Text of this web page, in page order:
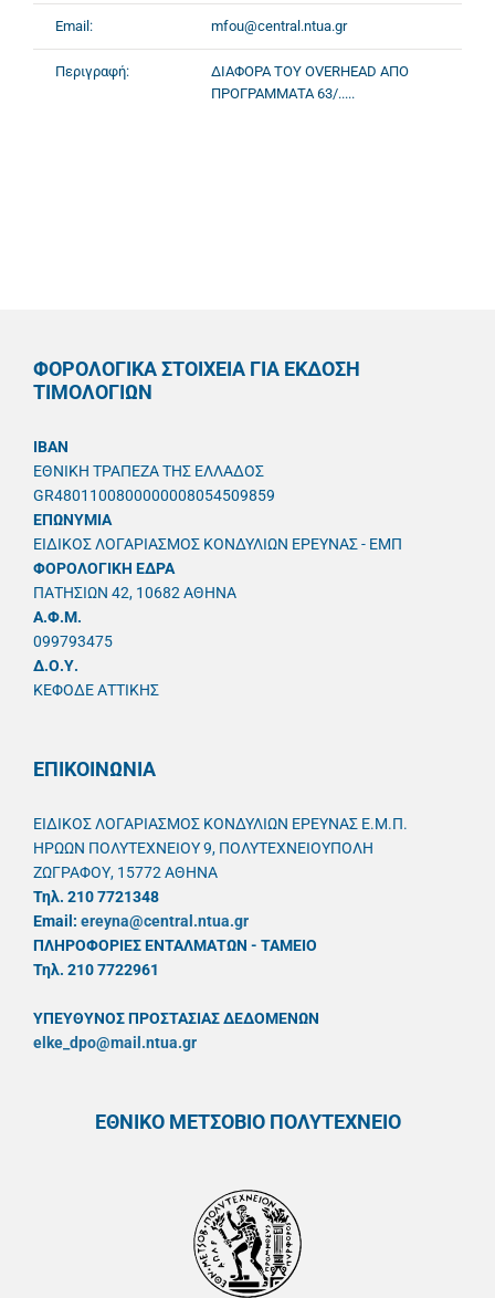
Email: mfou@central.ntua.gr
Περιγραφή:
ΔΙΑΦΟΡΑ ΤΟΥ OVERHEAD ΑΠΟ
ΠΡΟΓΡΑΜΜΑΤΑ 63/.....
ΦΟΡΟΛΟΓΙΚΑ ΣΤΟΙΧΕΙΑ ΓΙΑ ΕΚΔΟΣΗ
ΤΙΜΟΛΟΓΙΩΝ
IBAN
ΕΘΝΙΚΗ ΤΡΑΠΕΖΑ ΤΗΣ ΕΛΛΑΔΟΣ
GR4801100800000008054509859
ΕΠΩΝΥΜΙΑ
ΕΙΔΙΚΟΣ ΛΟΓΑΡΙΑΣΜΟΣ ΚΟΝΔΥΛΙΩΝ ΕΡΕΥΝΑΣ - ΕΜΠ
ΦΟΡΟΛΟΓΙΚΗ ΕΔΡΑ
ΠΑΤΗΣΙΩΝ 42, 10682 ΑΘΗΝΑ
A.Φ.Μ.
099793475
Δ.Ο.Υ.
ΚΕΦΟΔΕ ΑΤΤΙΚΗΣ
ΕΠΙΚΟΙΝΩΝΙΑ
ΕΙΔΙΚΟΣ ΛΟΓΑΡΙΑΣΜΟΣ ΚΟΝΔΥΛΙΩΝ ΕΡΕΥΝΑΣ Ε.Μ.Π.
ΗΡΩΩΝ ΠΟΛΥΤΕΧΝΕΙΟΥ 9, ΠΟΛΥΤΕΧΝΕΙΟΥΠΟΛΗ
ΖΩΓΡΑΦΟΥ, 15772 ΑΘΗΝΑ
Τηλ. 210 7721348
Email: ereyna@central.ntua.gr
ΠΛΗΡΟΦΟΡΙΕΣ ΕΝΤΑΛΜΑΤΩΝ - ΤΑΜΕΙΟ
Τηλ. 210 7722961
ΥΠΕΥΘYΝΟΣ ΠΡΟΣΤΑΣΙΑΣ ΔΕΔΟΜΕΝΩΝ
elke_dpo@mail.ntua.gr
ΕΘΝΙΚΟ ΜΕΤΣΟΒΙΟ ΠΟΛΥΤΕΧΝΕΙΟ